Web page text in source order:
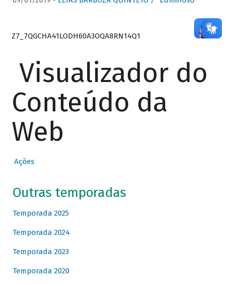
Z7_7QGCHA41LODH60A3OQA8RN14Q1
Visualizador do
Conteúdo da
Web
Ações
Outras temporadas
Temporada 2025
Temporada 2024
Temporada 2023
Temporada 2020